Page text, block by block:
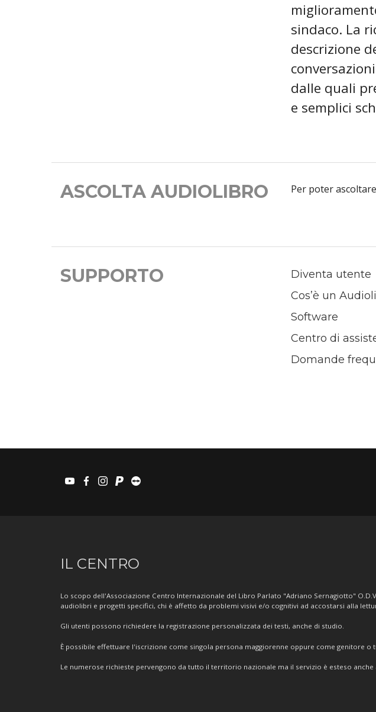
sindaco. La
descrizione
dalle quali
e semplici
ASCOLTA AUDIOLIBRO Per poter
SUPPORTO
Diventa utente
Cos’è un
Software
Centro di
Domande
youtubefacebook
instagram
paypalteamviewer
Informazioni
IL CENTRO
Lo scopo dell'Associazione Centro Internazionale del Libro Parlato "Adriano Sernagiotto"
audiolibri e progetti specifici, chi è affetto da problemi visivi e/o cognitivi ad accostarsi alla
Gli utenti possono richiedere la registrazione personalizzata dei testi, anche di studio.
È possibile effettuare l'iscrizione come singola persona maggiorenne oppure come genitore o
Le numerose richieste pervengono da tutto il territorio nazionale ma il servizio è esteso anche